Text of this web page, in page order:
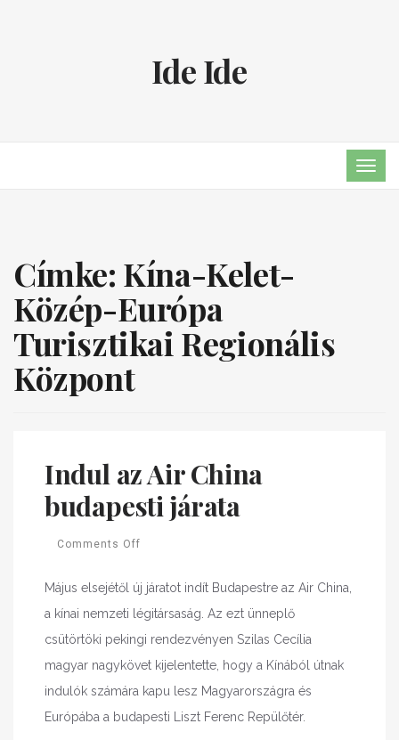
Ide Ide
Címke: Kína-Kelet-
Közép-Európa
Turisztikai Regionális
Központ
Indul az Air China
budapesti járata
Comments Off
Május elsejétől új járatot indít Budapestre az Air China,
a kínai nemzeti légitársaság. Az ezt ünneplő
csütörtöki pekingi rendezvényen Szilas Cecília
magyar nagykövet kijelentette, hogy a Kínából útnak
indulók számára kapu lesz Magyarországra és
Európába a budapesti Liszt Ferenc Repülőtér.